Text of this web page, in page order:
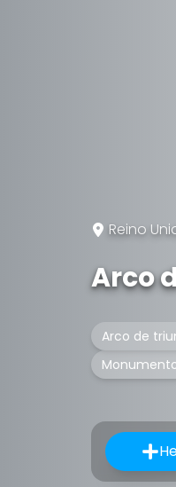
Reino
Arco
Arco de